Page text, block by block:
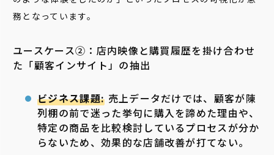
務となっています。
ユースケース②：店内映像と購買履歴を掛け合わせ
た「顧客インサイト」の抽出
ビジネス課題: 売上データだけでは、顧客が陳
列棚の前で迷った挙句に購入を諦めた理由や、
特定の商品を比較検討しているプロセスが分か
らないため、効果的な店舗改善が打てない。